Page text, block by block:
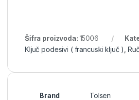
Šifra proizvoda: 15006
Ključ podesivi ( francuski ključ )
Brand Tolsen